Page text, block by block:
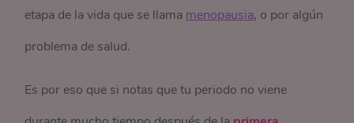
etapa de la vida que se llama menopausia, o por algún
problema de salud.
Es por eso que si notas que tu periodo no viene